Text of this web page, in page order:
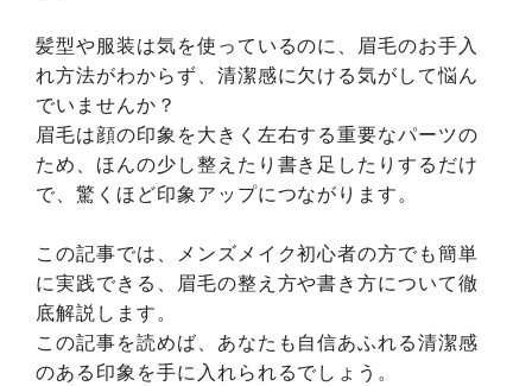
髪型や服装は気を使っているのに、眉毛のお手入
れ方法がわからず、清潔感に欠ける気がして悩ん
でいませんか？
眉毛は顔の印象を大きく左右する重要なパーツの
ため、ほんの少し整えたり書き足したりするだけ
で、驚くほど印象アップにつながります。
この記事では、メンズメイク初心者の方でも簡単
に実践できる、眉毛の整え方や書き方について徹
底解説します。
この記事を読めば、あなたも自信あふれる清潔感
のある印象を手に入れられるでしょう。